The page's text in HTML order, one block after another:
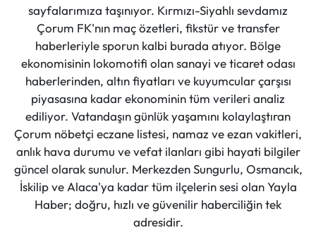
sayfalarımıza taşınıyor. Kırmızı-Siyahlı sevdamız
Çorum FK'nın maç özetleri, fikstür ve transfer
haberleriyle sporun kalbi burada atıyor. Bölge
ekonomisinin lokomotifi olan sanayi ve ticaret odası
haberlerinden, altın fiyatları ve kuyumcular çarşısı
piyasasına kadar ekonominin tüm verileri analiz
ediliyor. Vatandaşın günlük yaşamını kolaylaştıran
Çorum nöbetçi eczane listesi, namaz ve ezan vakitleri,
anlık hava durumu ve vefat ilanları gibi hayati bilgiler
güncel olarak sunulur. Merkezden Sungurlu, Osmancık,
İskilip ve Alaca'ya kadar tüm ilçelerin sesi olan Yayla
Haber; doğru, hızlı ve güvenilir haberciliğin tek
adresidir.